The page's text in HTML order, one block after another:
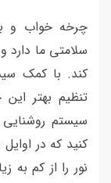
چرخه خواب و
سلامتی ما دارد
کند. با کمک
تنظیم بهتر
سیستم
نور را از کم به